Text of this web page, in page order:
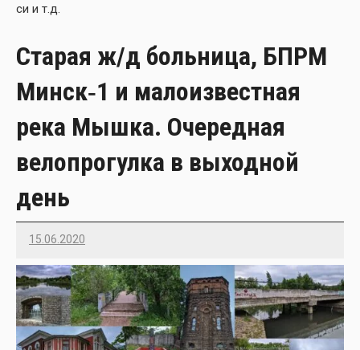
си и т.д.
Старая ж/д больница, БПРМ
Минск‑1 и малоизвестная
река Мышка. Очередная
велопрогулка в выходной
день
15.06.2020
Imatvey